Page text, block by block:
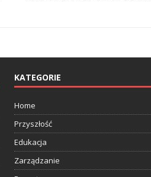
KATEGORIE
Home
Przyszłość
Edukacja
Zarządzanie